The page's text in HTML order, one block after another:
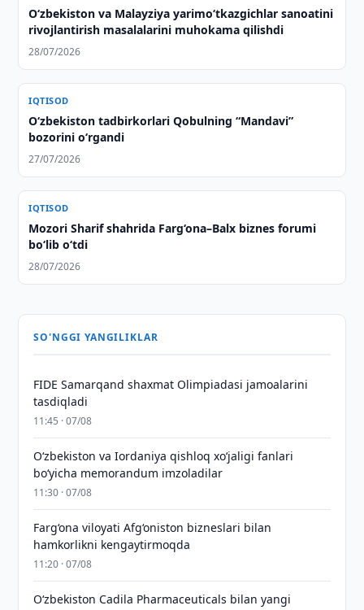
Oʻzbekiston va Malayziya yarimoʻtkazgichlar sanoatini
rivojlantirish masalalarini muhokama qilishdi
28/07/2026
IQTISOD
O‘zbekiston tadbirkorlari Qobulning “Mandavi”
bozorini o‘rgandi
27/07/2026
IQTISOD
Mozori Sharif shahrida Farg‘ona–Balx biznes forumi
bo‘lib o‘tdi
28/07/2026
SO'NGGI YANGILIKLAR
FIDE Samarqand shaxmat Olimpiadasi jamoalarini
tasdiqladi
11:45 · 07/08
Oʻzbekiston va Iordaniya qishloq xoʻjaligi fanlari
boʻyicha memorandum imzoladilar
11:30 · 07/08
Farg‘ona viloyati Afg‘oniston bizneslari bilan
hamkorlikni kengaytirmoqda
11:20 · 07/08
Oʻzbekiston Cadila Pharmaceuticals bilan yangi